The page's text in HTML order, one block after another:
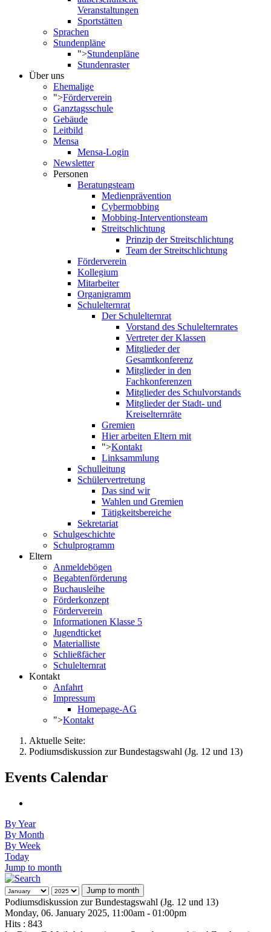
Veranstaltungen
Sportstätten
Sprachen
Stundenpläne
">Stundenpläne
Stundenraster
Über uns
Ehemalige
">Förderverein
Ganztagsschule
Gebäude
Leitbild
Mensa
Mensa-Login
Newsletter
Personen
Beratungsteam
Medienprävention
Cybermobbing
Mobbing-Interventionsteam
Streitschlichtung
Prinzip der Streitschlichtung
Team der Streitschlichtung
Förderverein
Kollegium
Mitarbeiter
Organigramm
Schulelternrat
Der Schulelternrat
Vorstand des Schulelternrates
Vertreter der Klassen
Mitglieder der
Gesamtkonferenz
Mitglieder in den
Fachkonferenzen
Mitglieder des Schulvorstands
Mitglieder der Stadt- und
Kreiselternräte
Gremien
Hier arbeiten Eltern mit
">Kontakt
Linksammlung
Schulleitung
Schülervertretung
Das sind wir
Wahlen und Gremien
Tätigkeitsbereiche
Sekretariat
Schulgeschichte
Schulprogramm
Eltern
Anmeldebögen
Begabtenförderung
Buchausleihe
Förderkonzept
Förderverein
Informationen Klasse 5
Jugendticket
Materialliste
Schließfächer
Schulelternrat
Kontakt
Anfahrt
Impressum
Homepage-AG
">Kontakt
Aktuelle Seite:
Podiumsdiskussion zur Bundestagswahl (Jg. 12 und 13)
Events Calendar
By Year
By Month
By Week
Today
Jump to month
Jump to month
Podiumsdiskussion zur Bundestagswahl (Jg. 12 und 13)
Monday, 06. January 2025, 11:00am - 01:00pm
Hits : 843